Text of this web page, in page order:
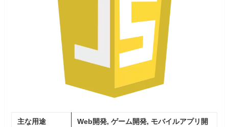
主な用途
Web開発, ゲーム開発, モバイルアプリ開